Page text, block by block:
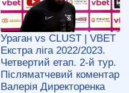
Ураган vs CLUST | VBET
Екстра ліга 2022/2023.
Четвертий етап. 2-й тур.
Післяматчевий коментар
Валерія Директоренка